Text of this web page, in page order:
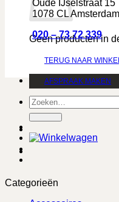
Geen producten in
TERUG NAAR WINKEL
AFSPRAAK MAKEN
Zoeken
naar:
Oude IJselstraat 15
1078 CL Amsterdam
020 – 73 72 339
Categorieën